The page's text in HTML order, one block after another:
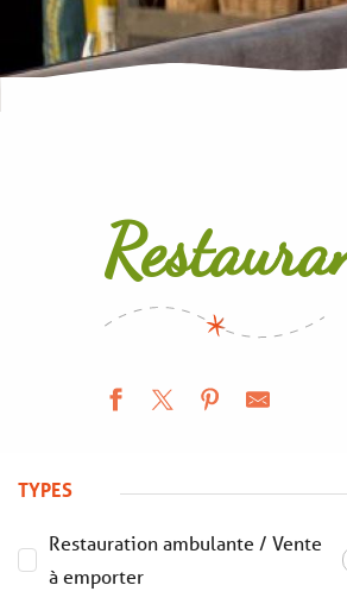
TYPES
Restauration ambulante / Vente
à emporter